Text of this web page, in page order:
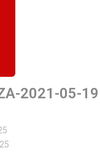
2021-05-19